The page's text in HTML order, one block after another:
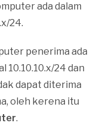
ada dalam
24.
penerima ada
10.10.10.x/24 dan
dapat diterima
oleh kerena itu
.